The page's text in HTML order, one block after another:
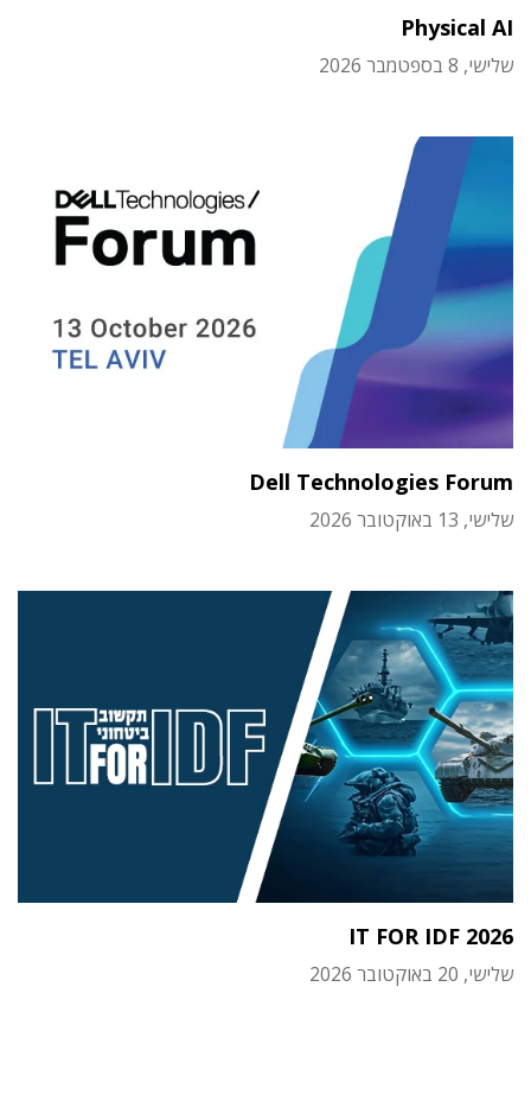
Physical AI
שלישי, 8 בספטמבר 2026
Dell Technologies Forum
שלישי, 13 באוקטובר 2026
IT FOR IDF 2026
שלישי, 20 באוקטובר 2026